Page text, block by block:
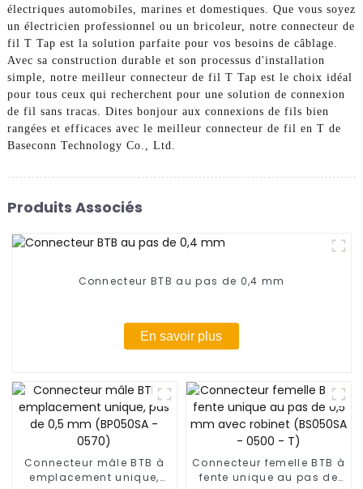
électriques automobiles, marines et domestiques. Que vous soyez
un électricien professionnel ou un bricoleur, notre connecteur de
fil T Tap est la solution parfaite pour vos besoins de câblage.
Avec sa construction durable et son processus d'installation
simple, notre meilleur connecteur de fil T Tap est le choix idéal
pour tous ceux qui recherchent pour une solution de connexion
de fil sans tracas. Dites bonjour aux connexions de fils bien
rangées et efficaces avec le meilleur connecteur de fil en T de
Baseconn Technology Co., Ltd.
Produits Associés
Connecteur BTB au pas de 0,4 mm
En savoir plus
Connecteur mâle BTB à
emplacement unique,
Connecteur femelle BTB à
fente unique au pas de